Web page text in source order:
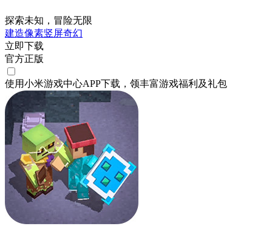
探索未知，冒险无限
建造像素竖屏奇幻
立即下载
官方正版
使用小米游戏中心APP下载 ，领丰富游戏福利 及礼包